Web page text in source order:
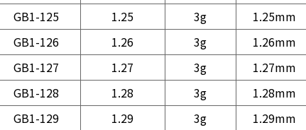
GB1-125 1.25 3g 1.25mm
GB1-126 1.26 3g 1.26mm
GB1-127 1.27 3g 1.27mm
GB1-128 1.28 3g 1.28mm
GB1-129 1.29 3g 1.29mm